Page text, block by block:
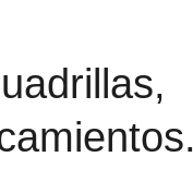
CON PRESIDENTES
DE MÉXICO.